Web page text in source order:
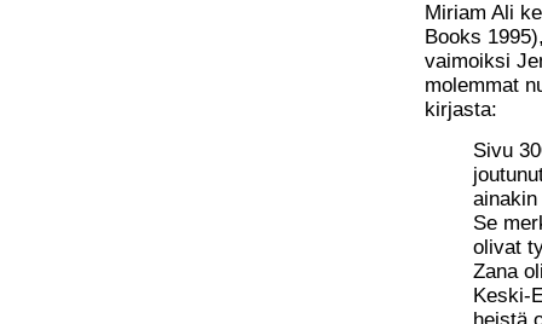
Miriam Ali
Books
vaimoiksi
molemmat
kirjasta:
Sivu
Se
olivat
Zana
Keski-
heistä